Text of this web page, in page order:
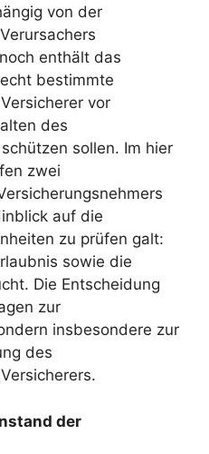
von der
enthält das
bestimmte
vor
des
sollen. Im hier
zwei
auf die
zu prüfen galt:
sowie die
Die Entscheidung
zur
insbesondere zur
des
der